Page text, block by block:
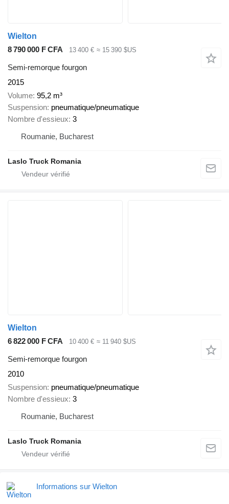
Wielton
8 790 000 F CFA
13 400 € ≈ 15 390 $US
Semi-remorque fourgon
2015
Volume 95,2 m³
Suspension pneumatique/pneumatique
Nombre d'essieux 3
Roumanie, Bucharest
Laslo Truck Romania
Wielton
6 822 000 F CFA
10 400 € ≈ 11 940 $US
Semi-remorque fourgon
2010
Suspension pneumatique/pneumatique
Nombre d'essieux 3
Roumanie, Bucharest
Laslo Truck Romania
Informations sur Wielton